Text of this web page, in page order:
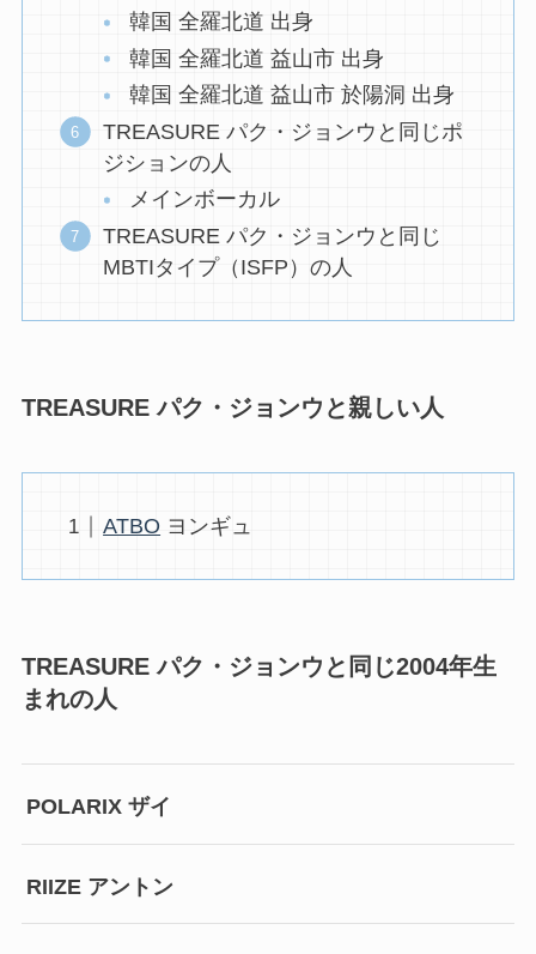
韓国 全羅北道 出身
韓国 全羅北道 益山市 出身
韓国 全羅北道 益山市 於陽洞 出身
TREASURE パク・ジョンウと同じポ
ジションの人
メインボーカル
TREASURE パク・ジョンウと同じ
MBTIタイプ（ISFP）の人
TREASURE パク・ジョンウと親しい人
ATBO ヨンギュ
TREASURE パク・ジョンウと同じ2004年生
まれの人
POLARIX ザイ
RIIZE アントン